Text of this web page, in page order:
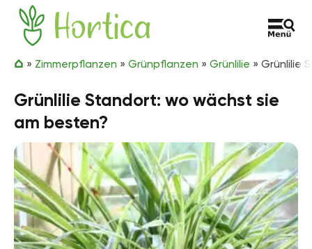
Zum Inhalt springen
Hortica
» Zimmerpflanzen » Grünpflanzen » Grünlilie » Grünlilie
Grünlilie Standort: wo wächst sie
am besten?